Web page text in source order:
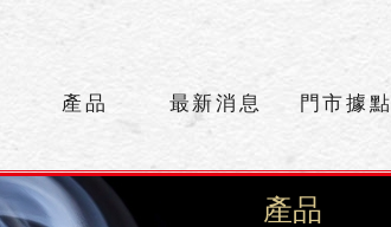
產品 最新消息 門市據點
產品